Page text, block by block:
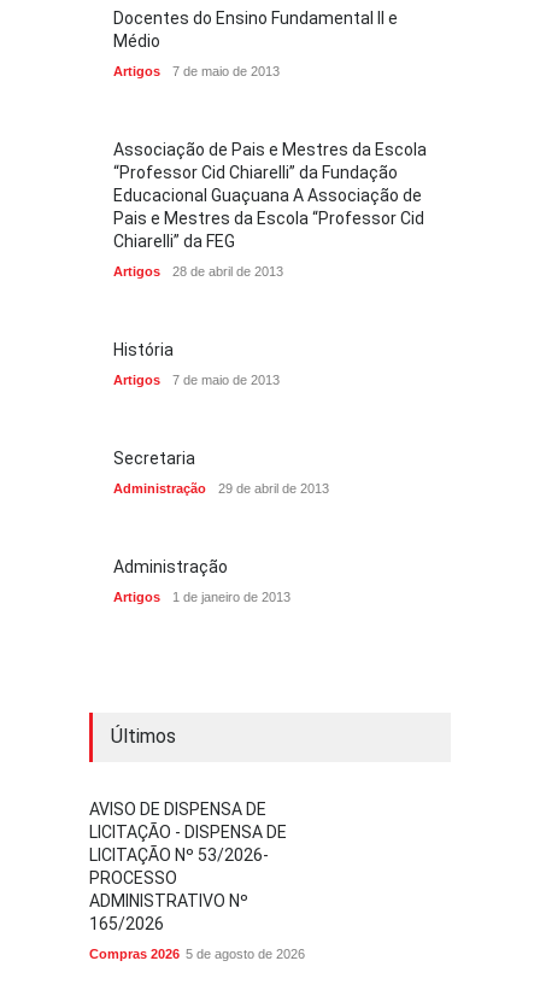
Docentes do Ensino Fundamental II e
Médio
Artigos 7 de maio de 2013
Associação de Pais e Mestres da Escola
“Professor Cid Chiarelli” da Fundação
Educacional Guaçuana A Associação de
Pais e Mestres da Escola “Professor Cid
Chiarelli” da FEG
Artigos 28 de abril de 2013
História
Artigos 7 de maio de 2013
Secretaria
Administração 29 de abril de 2013
Administração
Artigos 1 de janeiro de 2013
Últimos
AVISO DE DISPENSA DE
LICITAÇÃO - DISPENSA DE
LICITAÇÃO Nº 53/2026-
PROCESSO
ADMINISTRATIVO Nº
165/2026
Compras 2026 5 de agosto de 2026